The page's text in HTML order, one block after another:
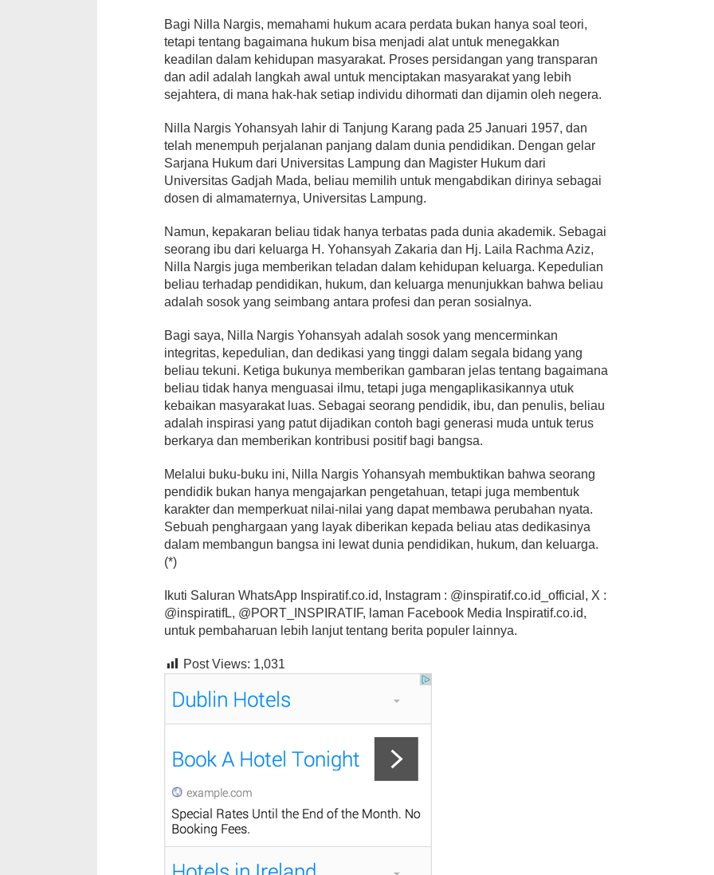
Bagi Nilla Nargis, memahami hukum acara perdata bukan hanya soal teori,
tetapi tentang bagaimana hukum bisa menjadi alat untuk menegakkan
keadilan dalam kehidupan masyarakat. Proses persidangan yang transparan
dan adil adalah langkah awal untuk menciptakan masyarakat yang lebih
sejahtera, di mana hak-hak setiap individu dihormati dan dijamin oleh negera.
Nilla Nargis Yohansyah lahir di Tanjung Karang pada 25 Januari 1957, dan
telah menempuh perjalanan panjang dalam dunia pendidikan. Dengan gelar
Sarjana Hukum dari Universitas Lampung dan Magister Hukum dari
Universitas Gadjah Mada, beliau memilih untuk mengabdikan dirinya sebagai
dosen di almamaternya, Universitas Lampung.
Namun, kepakaran beliau tidak hanya terbatas pada dunia akademik. Sebagai
seorang ibu dari keluarga H. Yohansyah Zakaria dan Hj. Laila Rachma Aziz,
Nilla Nargis juga memberikan teladan dalam kehidupan keluarga. Kepedulian
beliau terhadap pendidikan, hukum, dan keluarga menunjukkan bahwa beliau
adalah sosok yang seimbang antara profesi dan peran sosialnya.
Bagi saya, Nilla Nargis Yohansyah adalah sosok yang mencerminkan
integritas, kepedulian, dan dedikasi yang tinggi dalam segala bidang yang
beliau tekuni. Ketiga bukunya memberikan gambaran jelas tentang bagaimana
beliau tidak hanya menguasai ilmu, tetapi juga mengaplikasikannya utuk
kebaikan masyarakat luas. Sebagai seorang pendidik, ibu, dan penulis, beliau
adalah inspirasi yang patut dijadikan contoh bagi generasi muda untuk terus
berkarya dan memberikan kontribusi positif bagi bangsa.
Melalui buku-buku ini, Nilla Nargis Yohansyah membuktikan bahwa seorang
pendidik bukan hanya mengajarkan pengetahuan, tetapi juga membentuk
karakter dan memperkuat nilai-nilai yang dapat membawa perubahan nyata.
Sebuah penghargaan yang layak diberikan kepada beliau atas dedikasinya
dalam membangun bangsa ini lewat dunia pendidikan, hukum, dan keluarga.
(*)
Ikuti Saluran WhatsApp Inspiratif.co.id, Instagram : @inspiratif.co.id_official, X :
@inspiratifL, @PORT_INSPIRATIF, laman Facebook Media Inspiratif.co.id,
untuk pembaharuan lebih lanjut tentang berita populer lainnya.
Post Views: 1,031